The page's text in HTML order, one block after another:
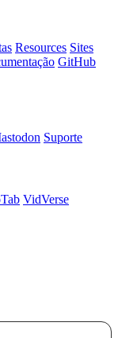
Resources Sites
GitHub
Suporte
VidVerse